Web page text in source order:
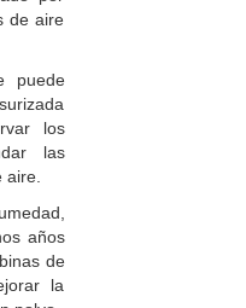
de aire
puede
los
las
aire.
años
de
la